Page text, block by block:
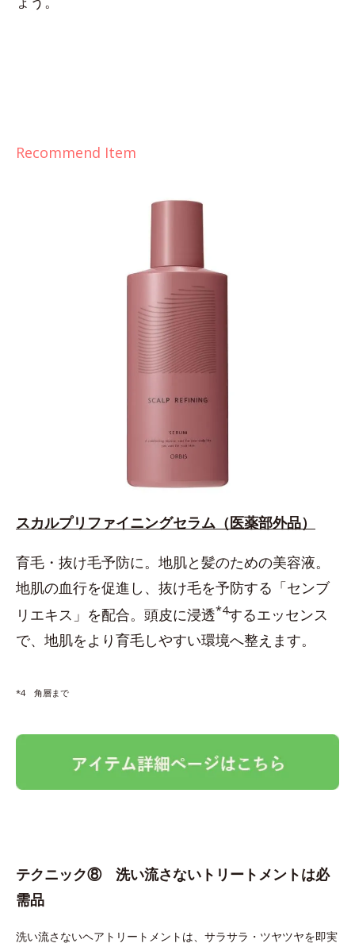
Recommend Item
スカルプリファイニングセラム（医薬部外品）
育毛・抜け毛予防に。地肌と髪のための美容液。
地肌の血行を促進し、抜け毛を予防する「センブ
リエキス」を配合。頭皮に浸透*4するエッセンス
で、地肌をより育毛しやすい環境へ整えます。
*4 角層まで
テクニック⑧ 洗い流さないトリートメントは必
需品
洗い流さないヘアトリートメントは、サラサラ・ツヤツヤを即実